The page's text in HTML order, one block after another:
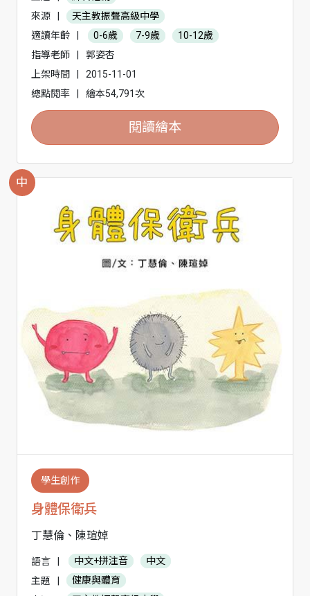
來源
天主教振聲高級中學
適讀年齡
0-6歲 7-9歲
10-12歲
指導老師
郭姿杏
上架時間
2015-11-01
總點閱率
繪本54,791次
閱讀繪本
中
學生創作
身體保衛兵
丁慧倫、陳瑄婥
語言 | 中文+拼注音
中文
主題
|
健康與體育